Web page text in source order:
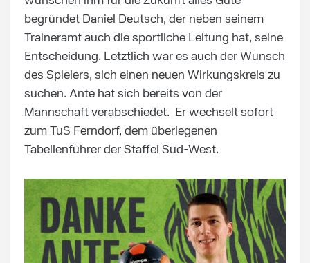
begründet Daniel Deutsch, der neben seinem
Traineramt auch die sportliche Leitung hat, seine
Entscheidung. Letztlich war es auch der Wunsch
des Spielers, sich einen neuen Wirkungskreis zu
suchen. Ante hat sich bereits von der
Mannschaft verabschiedet. Er wechselt sofort
zum TuS Ferndorf, dem überlegenen
Tabellenführer der Staffel Süd-West.